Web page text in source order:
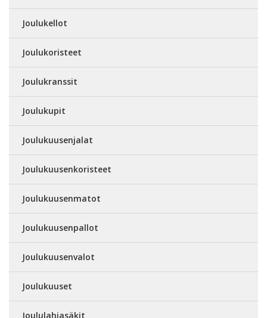
Joulukellot
Joulukoristeet
Joulukranssit
Joulukupit
Joulukuusenjalat
Joulukuusenkoristeet
Joulukuusenmatot
Joulukuusenpallot
Joulukuusenvalot
Joulukuuset
Joululahjasäkit